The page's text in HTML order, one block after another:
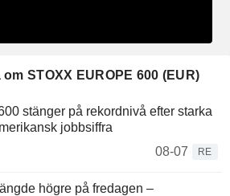
STOXX EUROPE 600 (EUR)
stänger på rekordnivå efter starka
jobbsiffra
08-07
RE
högre på fredagen –